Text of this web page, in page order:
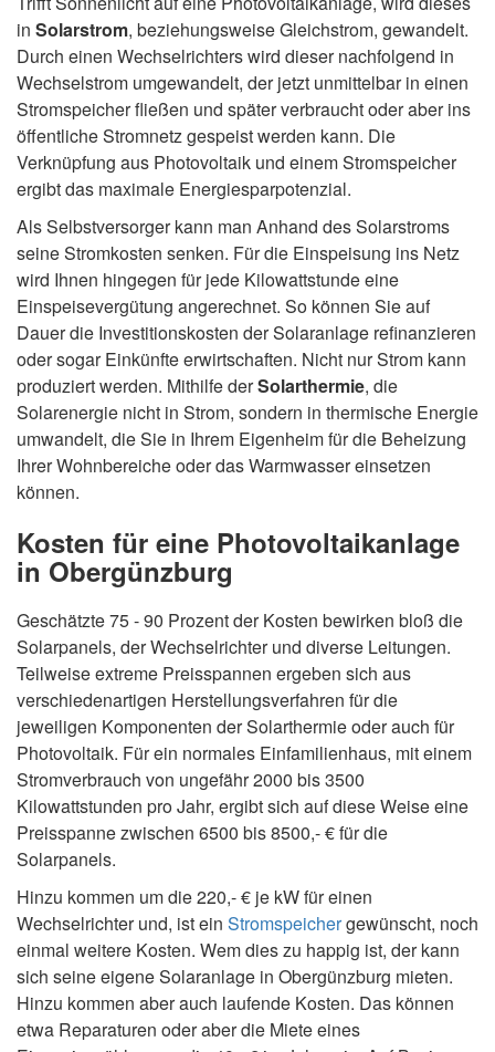
in Solarstrom, beziehungsweise Gleichstrom, gewandelt.
Durch einen Wechselrichters wird dieser nachfolgend in
Wechselstrom umgewandelt, der jetzt unmittelbar in einen
Stromspeicher fließen und später verbraucht oder aber ins
öffentliche Stromnetz gespeist werden kann. Die
Verknüpfung aus Photovoltaik und einem Stromspeicher
ergibt das maximale Energiesparpotenzial.
Als Selbstversorger kann man Anhand des Solarstroms
seine Stromkosten senken. Für die Einspeisung ins Netz
wird Ihnen hingegen für jede Kilowattstunde eine
Einspeisevergütung angerechnet. So können Sie auf
Dauer die Investitionskosten der Solaranlage refinanzieren
oder sogar Einkünfte erwirtschaften. Nicht nur Strom kann
produziert werden. Mithilfe derSolarthermie, die
Solarenergie nicht in Strom, sondern in thermische Energie
umwandelt, die Sie in Ihrem Eigenheim für die Beheizung
Ihrer Wohnbereiche oder das Warmwasser einsetzen
können.
Kosten für eine Photovoltaikanlage
in Obergünzburg
Geschätzte 75 - 90 Prozent der Kosten bewirken bloß die
Solarpanels, der Wechselrichter und diverse Leitungen.
Teilweise extreme Preisspannen ergeben sich aus
verschiedenartigen Herstellungsverfahren für die
jeweiligen Komponenten der Solarthermie oder auch für
Photovoltaik. Für ein normales Einfamilienhaus, mit einem
Stromverbrauch von ungefähr 2000 bis 3500
Kilowattstunden pro Jahr, ergibt sich auf diese Weise eine
Preisspanne zwischen 6500 bis 8500,- € für die
Solarpanels.
Hinzu kommen um die 220,- € je kW für einen
Wechselrichter und, ist ein Stromspeichergewünscht, noch
einmal weitere Kosten. Wem dies zu happig ist, der kann
sich seine eigene Solaranlage in Obergünzburg mieten.
Hinzu kommen aber auch laufende Kosten. Das können
etwa Reparaturen oder aber die Miete eines